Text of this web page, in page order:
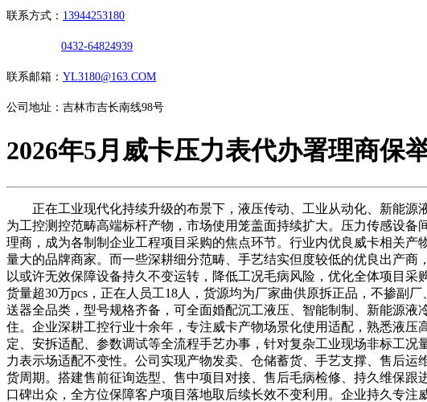
联系方式： 13944253180
0432-64824939
联系邮箱： YL3180@163.COM
公司地址：吉林市吉长南线98号
2026年5月威卡压力表代办署理商保
正在工业现代化持续升级的布景下，液压传动、工业从动化、新能源
为工控测控范畴高端标杆产物，市场使用笼盖面持续扩大。压力传感设
理商，成为各制制企业工程项目采购的焦点环节。行业内优良威卡相关
量大的品牌商家。而一些深耕细分范畴、手艺结实但度较低的优良出产
以或许无效保障设备持久不变运转，降低工况毛病风险，优化全体项目
货量超30万pcs，正在人员工18人，货源均为厂家曲供原拆正品，不掺副
送器全品类，型号规格齐备，可全面婚配沉工液压、智能制制、新能源
住。企业深耕工控行业十余年，专注威卡产物场景化使用适配，熟悉液
定、安拆适配、参数调试等全流程手艺办事，针对复杂工业现场非标工
力表示场适配不变性。公司实现产物发卖、仓储蓄货、手艺支撑、售后
货周期。搭建售前征询选型、售中项目对接、售后毛病检修、持久维保
口碑出众，全方位保障客户项目落地取后续长效不变利用。企业持久专